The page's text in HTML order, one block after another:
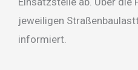
jeweiligen
informiert.